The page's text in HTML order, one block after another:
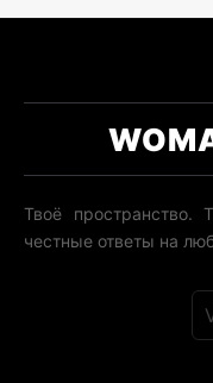
Твоё пространство.
честные ответы на